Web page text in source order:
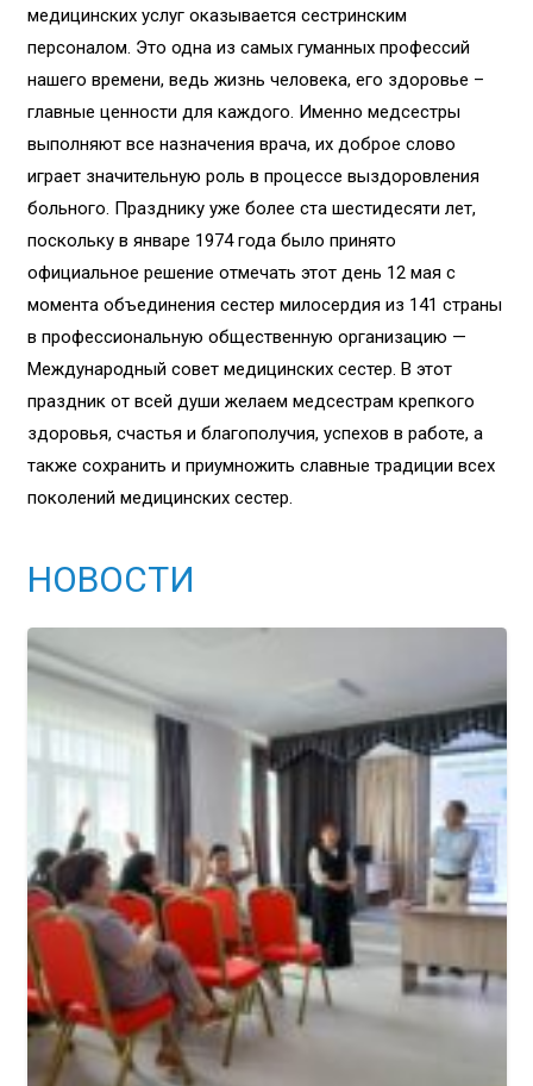
медицинских услуг оказывается сестринским
персоналом. Это одна из самых гуманных профессий
нашего времени, ведь жизнь человека, его здоровье –
главные ценности для каждого. Именно медсестры
выполняют все назначения врача, их доброе слово
играет значительную роль в процессе выздоровления
больного. Празднику уже более ста шестидесяти лет,
поскольку в январе 1974 года было принято
официальное решение отмечать этот день 12 мая с
момента объединения сестер милосердия из 141 страны
в профессиональную общественную организацию —
Международный совет медицинских сестер. В этот
праздник от всей души желаем медсестрам крепкого
здоровья, счастья и благополучия, успехов в работе, а
также сохранить и приумножить славные традиции всех
поколений медицинских сестер.
НОВОСТИ